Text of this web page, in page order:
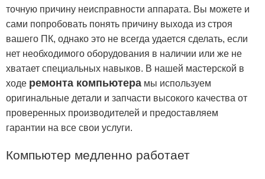
точную причину неисправности аппарата. Вы можете и
сами попробовать понять причину выхода из строя
вашего ПК, однако это не всегда удается сделать, если
нет необходимого оборудования в наличии или же не
хватает специальных навыков. В нашей мастерской в
ходе ремонта компьютера мы используем
оригинальные детали и запчасти высокого качества от
проверенных производителей и предоставляем
гарантии на все свои услуги.
Компьютер медленно работает